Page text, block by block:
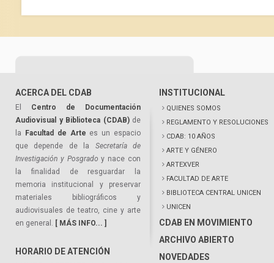
ACERCA DEL CDAB
El Centro de Documentación
Audiovisual y Biblioteca (CDAB)de
la
Facultad de Arte es un espacio
que depende de la Secretaría de
Investigación y Posgrado y nace con
la finalidad de resguardar la
memoria institucional y preservar
materiales bibliográficos y
audiovisuales de teatro, cine y arte
en general. [ MÁS INFO... ]
HORARIO DE ATENCIÓN
INSTITUCIONAL
QUIENES SOMOS
REGLAMENTO Y RESOLUCIONES
CDAB: 10 AÑOS
ARTE Y GÉNERO
ARTEXVER
FACULTAD DE ARTE
BIBLIOTECA CENTRAL UNICEN
UNICEN
CDAB EN MOVIMIENTO
ARCHIVO ABIERTO
NOVEDADES